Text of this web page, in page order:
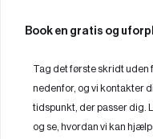
Book en gratis og
Tag det første skridt
nedenfor, og vi kontakter
tidspunkt, der passer dig.
og se, hvordan vi kan